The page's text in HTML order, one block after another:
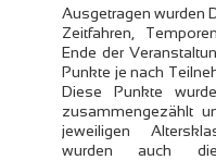
Ausgetragen wurden
Zeitfahren,
Ende der
Punkte je nach
Diese Punkte
zusammengezählt
jeweiligen
wurden auch